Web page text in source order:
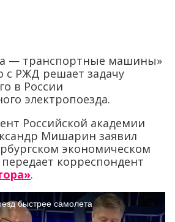
— транспортные машины»
с РЖД решает задачу
в России
электропоезда.
Российской академии
Мишарин заявил
экономическом
корреспондент
.